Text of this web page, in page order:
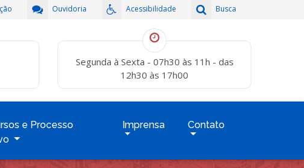
Busca
Acessibilidade
Ouvidoria
Segunda à Sexta - 07h30 às 11h - das
12h30 às 17h00
e Processo
Imprensa Contato